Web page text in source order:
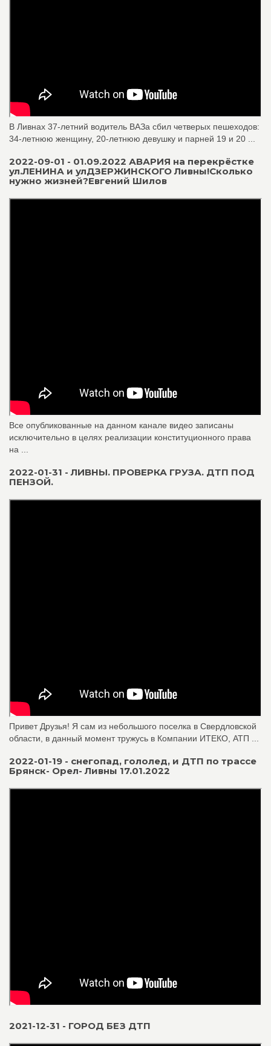
В Ливнах 37-летний водитель ВАЗа сбил четверых пешеходов:
34-летнюю женщину, 20-летнюю девушку и парней 19 и 20 ...
2022-09-01 - 01.09.2022 АВАРИЯ на перекрёстке
ул.ЛЕНИНА и улДЗЕРЖИНСКОГО Ливны!Сколько
нужно жизней?Евгений Шилов
Все опубликованные на данном канале видео записаны
исключительно в целях реализации конституционного права
на ...
2022-01-31 - ЛИВНЫ. ПРОВЕРКА ГРУЗА. ДТП ПОД
ПЕНЗОЙ.
Привет Друзья! Я сам из небольшого поселка в Свердловской
области, в данный момент тружусь в Компании ИТЕКО, АТП ...
2022-01-19 - снегопад, гололед, и ДТП по трассе
Брянск- Орел- Ливны 17.01.2022
2021-12-31 - ГОРОД БЕЗ ДТП